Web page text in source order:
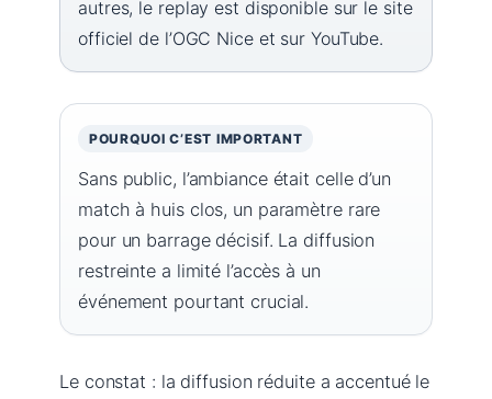
autres, le replay est disponible sur le site
officiel de l’OGC Nice et sur YouTube.
POURQUOI C’EST IMPORTANT
Sans public, l’ambiance était celle d’un
match à huis clos, un paramètre rare
pour un barrage décisif. La diffusion
restreinte a limité l’accès à un
événement pourtant crucial.
Le constat : la diffusion réduite a accentué le